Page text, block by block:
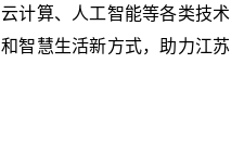
计算、人工智能等各类技术
智慧生活新方式，助力江苏